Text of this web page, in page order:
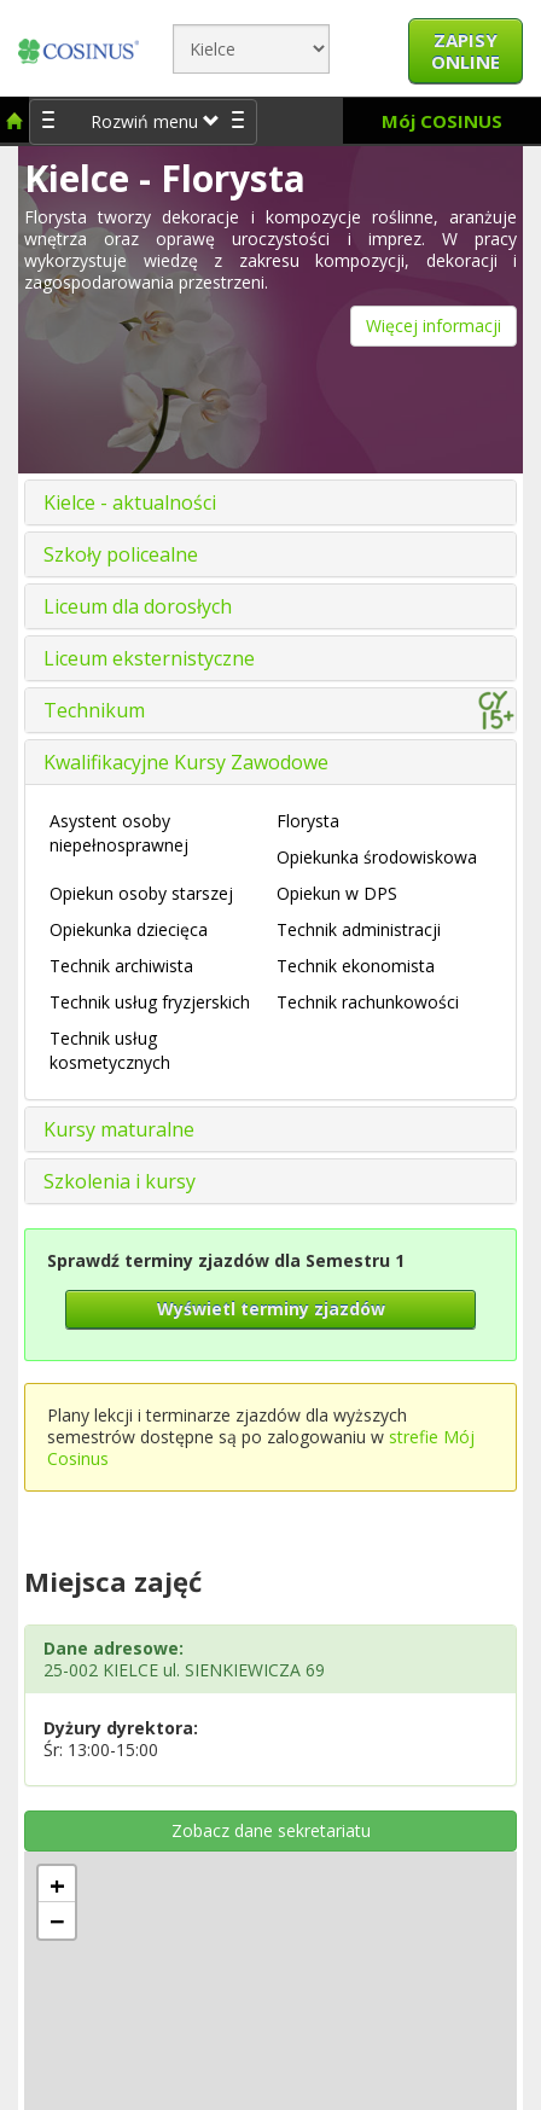
ZAPISY
ONLINE
Rozwiń menu Mój COSINUS
Kielce - Florysta
Florysta tworzy dekoracje i kompozycje roślinne, aranżuje
wnętrza oraz oprawę uroczystości i imprez. W pracy
wykorzystuje wiedzę z zakresu kompozycji, dekoracji i
zagospodarowania przestrzeni.
Więcej informacji
Kielce - aktualności
Szkoły policealne
Liceum dla dorosłych
Liceum eksternistyczne
Technikum
Kwalifikacyjne Kursy Zawodowe
Asystent osoby
niepełnosprawnej
Florysta
Opiekunka środowiskowa
Opiekun osoby starszej
Opiekun w DPS
Opiekunka dziecięca
Technik administracji
Technik archiwista
Technik ekonomista
Technik usług fryzjerskich
Technik rachunkowości
Technik usług
kosmetycznych
Kursy maturalne
Szkolenia i kursy
Sprawdź terminy zjazdów dla Semestru 1
Wyświetl terminy zjazdów
Plany lekcji i terminarze zjazdów dla wyższych
semestrów dostępne są po zalogowaniu w strefie Mój
Cosinus
Miejsca zajęć
Dane adresowe:
25-002 KIELCE ul. SIENKIEWICZA 69
Dyżury dyrektora:
Śr: 13:00-15:00
Zobacz dane sekretariatu
+
−